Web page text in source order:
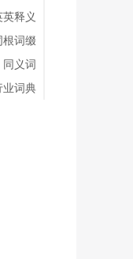
英释义
根词缀
同义词
业词典